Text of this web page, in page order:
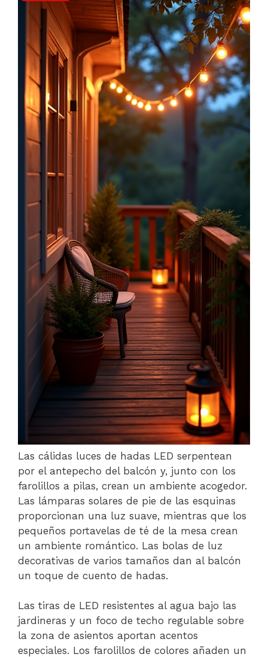
Las cálidas luces de hadas LED serpentean
por el antepecho del balcón y, junto con los
farolillos a pilas, crean un ambiente acogedor.
Las lámparas solares de pie de las esquinas
proporcionan una luz suave, mientras que los
pequeños portavelas de té de la mesa crean
un ambiente romántico. Las bolas de luz
decorativas de varios tamaños dan al balcón
un toque de cuento de hadas.
Las tiras de LED resistentes al agua bajo las
jardineras y un foco de techo regulable sobre
la zona de asientos aportan acentos
especiales. Los farolillos de colores añaden un